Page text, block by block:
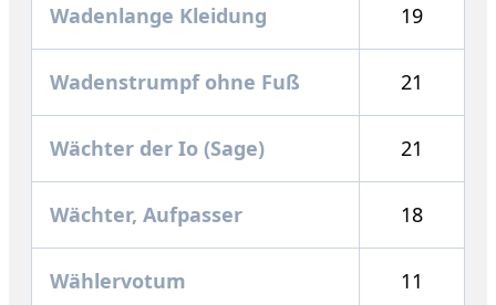
Wadenlange Kleidung 19
Wadenstrumpf ohne Fuß 21
Wächter der Io (Sage) 21
Wächter, Aufpasser 18
Wählervotum 11